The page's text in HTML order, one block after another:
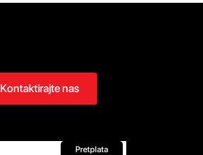
Kontaktirajte nas
Pretplata